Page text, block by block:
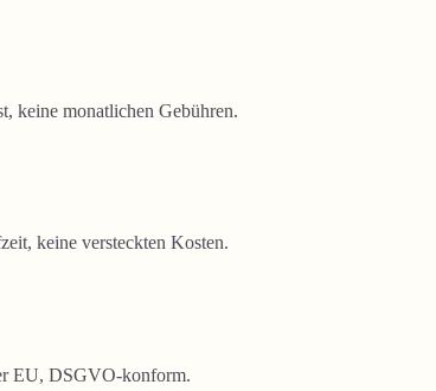
keine monatlichen Gebühren.
keine versteckten Kosten.
EU, DSGVO-konform.